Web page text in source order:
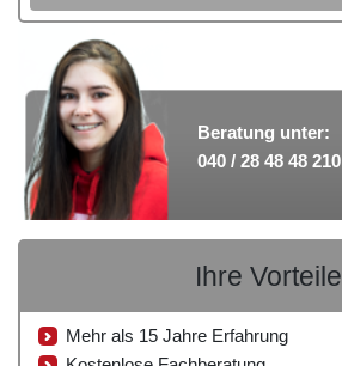
Beratung unter:
040 / 28 48 48 210
Ihre Vorteile
Mehr als 15 Jahre Erfahrung